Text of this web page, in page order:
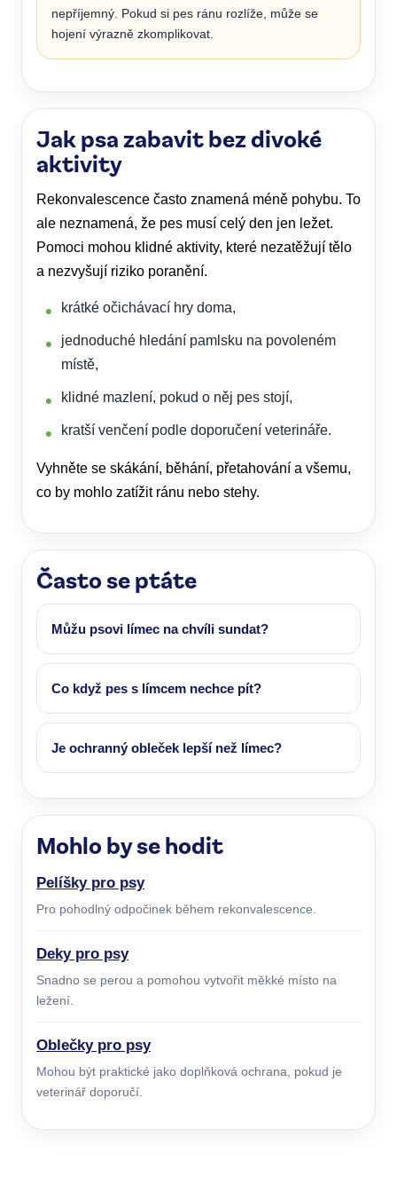
nepříjemný. Pokud si pes ránu rozlíže, může se
hojení výrazně zkomplikovat.
Jak psa zabavit bez divoké
aktivity
Rekonvalescence často znamená méně pohybu. To
ale neznamená, že pes musí celý den jen ležet.
Pomoci mohou klidné aktivity, které nezatěžují tělo
a nezvyšují riziko poranění.
krátké očichávací hry doma,
jednoduché hledání pamlsku na povoleném
místě,
klidné mazlení, pokud o něj pes stojí,
kratší venčení podle doporučení veterináře.
Vyhněte se skákání, běhání, přetahování a všemu,
co by mohlo zatížit ránu nebo stehy.
Často se ptáte
Můžu psovi límec na chvíli sundat?
Co když pes s límcem nechce pít?
Je ochranný obleček lepší než límec?
Mohlo by se hodit
Pelíšky pro psy
Pro pohodlný odpočinek během rekonvalescence.
Deky pro psy
Snadno se perou a pomohou vytvořit měkké místo na
ležení.
Oblečky pro psy
Mohou být praktické jako doplňková ochrana, pokud je
veterinář doporučí.